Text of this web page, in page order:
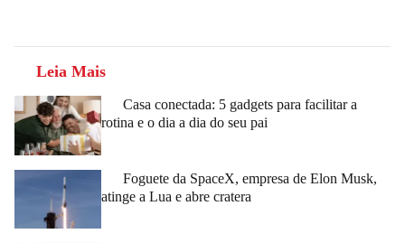
Leia Mais
Casa conectada: 5 gadgets para facilitar a
rotina e o dia a dia do seu pai
Foguete da SpaceX, empresa de Elon Musk,
atinge a Lua e abre cratera